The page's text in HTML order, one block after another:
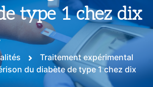
type 1 chez dix
Traitement expérimental
du diabète de type 1 chez dix